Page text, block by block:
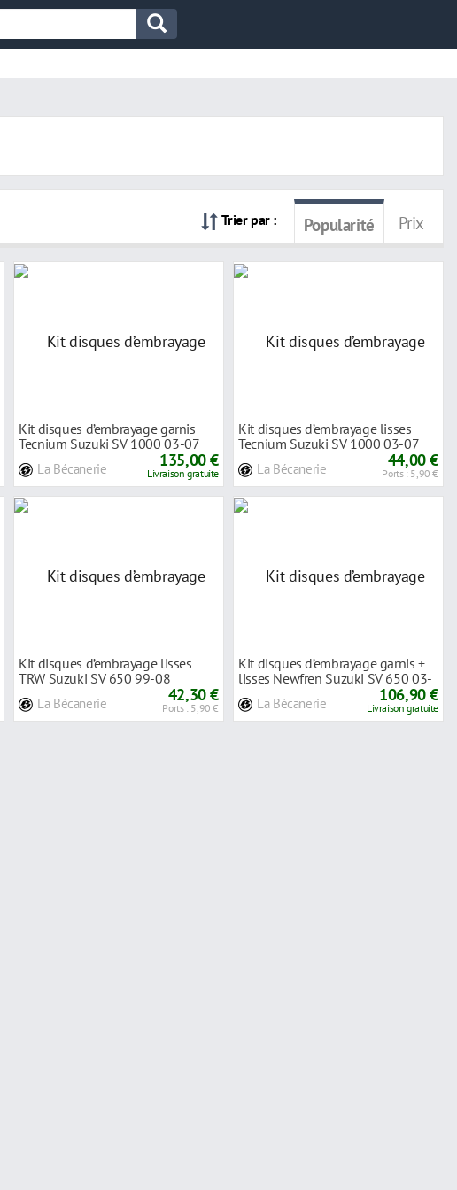
Trier par : Popularité Prix
Kit disques d’embrayage garnis
Tecnium Suzuki SV 1000 03-07
La Bécanerie 135,00 €
Livraison gratuite
Kit disques d’embrayage lisses
Tecnium Suzuki SV 1000 03-07
La Bécanerie 44,00 €
Ports : 5,90 €
Kit disques d’embrayage lisses
TRW Suzuki SV 650 99-08
La Bécanerie 42,30 €
Ports : 5,90 €
Kit disques d’embrayage garnis +
lisses Newfren Suzuki SV 650 03-
La Bécanerie 106,90 €
Livraison gratuite